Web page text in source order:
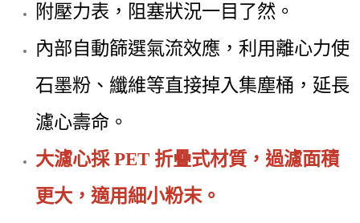
附壓力表，阻塞狀況一目了然。
內部自動篩選氣流效應，利用離心力使
石墨粉、纖維等直接掉入集塵桶，延長
濾心壽命。
大濾心採 PET 折疊式材質，過濾面積
更大，適用細小粉末。